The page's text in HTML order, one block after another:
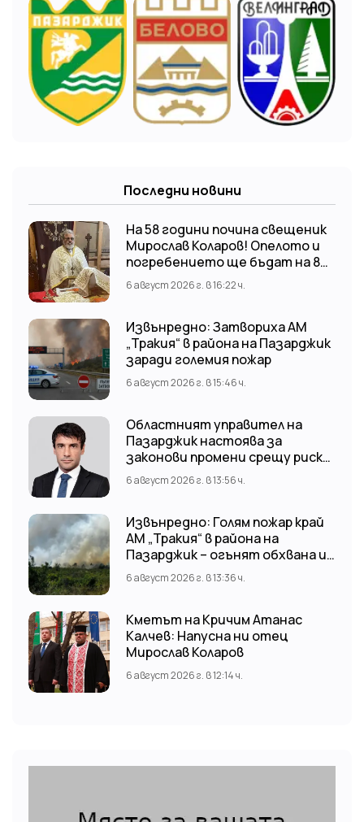
Последни новини
На 58 години почина свещеник
Мирослав Коларов! Опелото и
погребението ще бъдат на 8
август (събота) от 11:00 часа в
храм “Св. Св. Козма и Дамян”, гр.
6 август 2026 г. в 16:22 ч.
Извънредно: Затвориха АМ
„Тракия“ в района на Пазарджик
заради големия пожар
6 август 2026 г. в 15:46 ч.
Областният управител на
Пазарджик настоява за
законови промени срещу риска
от наводнения
6 август 2026 г. в 13:56 ч.
Извънредно: Голям пожар край
АМ „Тракия“ в района на
Пазарджик – огънят обхвана и
лозови масиви
6 август 2026 г. в 13:36 ч.
Кметът на Кричим Атанас
Калчев: Напусна ни отец
Мирослав Коларов
6 август 2026 г. в 12:14 ч.